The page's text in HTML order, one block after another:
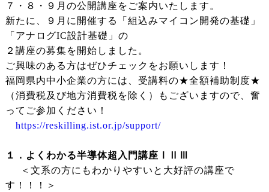
７・８・９月の公開講座をご案内いたします。
新たに、９月に開催する「組込みマイコン開発の基礎」
「アナログIC設計基礎」の
２講座の募集を開始しました。
ご興味のある方はぜひチェックをお願いします！
福岡県内中小企業の方には、受講料の★全額補助制度★
（消費税及び地方消費税を除く）もございますので、奮
ってご参加ください！
https://reskilling.ist.or.jp/support/
１．よくわかる半導体超入門講座ⅠⅡⅢ
＜文系の方にもわかりやすいと大好評の講座で
す！！！＞